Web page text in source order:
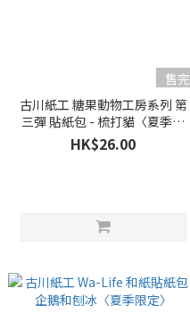
售完
古川紙工 糖果動物工房系列 第
三彈 貼紙包 - 梳打貓〈夏季限
定〉
HK$26.00